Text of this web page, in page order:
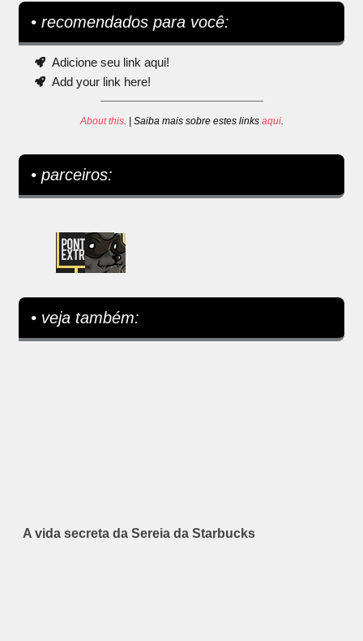
• recomendados para você:
Adicione seu link aqui!
Add your link here!
About this. | Saiba mais sobre estes links aqui.
• parceiros:
• veja também:
A vida secreta da Sereia da Starbucks